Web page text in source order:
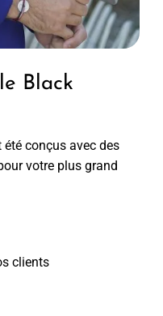
Black
conçus avec des
votre plus grand
clients